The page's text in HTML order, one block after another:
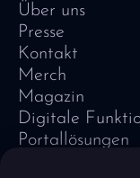
Über uns
Presse
Kontakt
Merch
Magazin
Digitale
Portallösungen